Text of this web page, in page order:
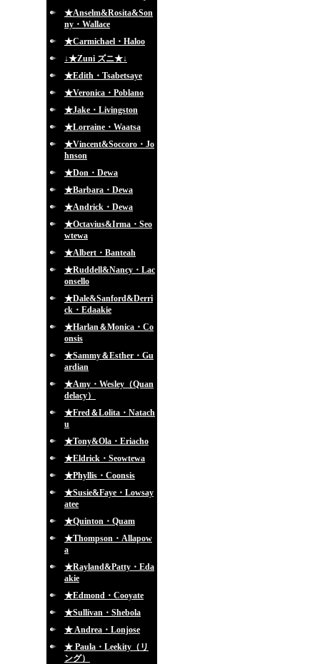
★Anselm&Rosita&Son
ny・Wallace
★Carmichael・Haloo
↓★Zuni ズニ★↓
★Edith・Tsabetsaye
★Veronica・Poblano
★Jake・Livingston
★Lorraine・Waatsa
★Vincent&Soccoro・Jo
hnson
★Don・Dewa
★Barbara・Dewa
★Andrick・Dewa
★Octavius&Irma・Seo
wtewa
★Albert・Banteah
★Ruddell&Nancy・Lac
onsello
★Dale&Sanford&Derri
ck・Edaakie
★Harlan＆Monica・Co
onsis
★Sammy＆Esther・Gu
ardian
★Amy・Wesley（Quan
delacy）
★Fred＆Lolita・Natach
u
★Tony&Ola・Eriacho
★Eldrick・Seowtewa
★Phyllis・Coonsis
★Susie&Faye・Lowsay
atee
★Quinton・Quam
★Thompson・Allapow
a
★Rayland&Patty・Eda
akie
★Edmond・Cooyate
★Sullivan・Shebola
★ Andrea・Lonjose
★ Paula・Leekity（リ
ング）